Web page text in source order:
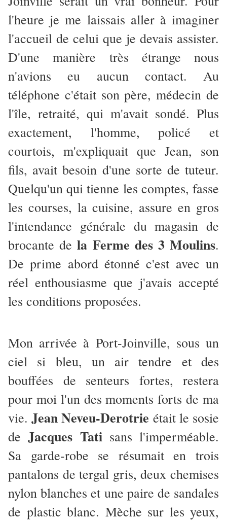
l'heure je me laissais aller à imaginer
l'accueil de celui que je devais assister.
D'une manière très étrange nous
n'avions eu aucun contact. Au
téléphone c'était son père, médecin de
l'île, retraité, qui m'avait sondé. Plus
exactement, l'homme, policé et
courtois, m'expliquait que Jean, son
fils, avait besoin d'une sorte de tuteur.
Quelqu'un qui tienne les comptes, fasse
les courses, la cuisine, assure en gros
l'intendance générale du magasin de
brocante dela Ferme des 3 Moulins.
De prime abord étonné c'est avec un
réel enthousiasme que j'avais accepté
les conditions proposées.
Mon arrivée à Port-Joinville, sous un
ciel si bleu, un air tendre et des
bouffées de senteurs fortes, restera
pour moi l'un des moments forts de ma
vie.Jean Neveu-Derotrie était le sosie
deJacques Tatisans l'imperméable.
Sa garde-robe se résumait en trois
pantalons de tergal gris, deux chemises
nylon blanches et une paire de sandales
de plastic blanc. Mèche sur les yeux,